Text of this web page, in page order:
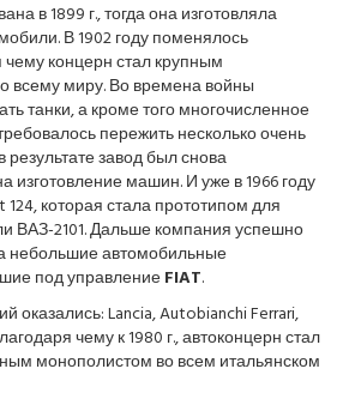
в 1899 г., тогда она изготовляла
В 1902 году поменялось
чему концерн стал крупным
всему миру. Во времена войны
танки, а кроме того многочисленное
пережить несколько очень
результате завод был снова
изготовление машин. И уже в 1966 году
которая стала прототипом для
ВАЗ-2101. Дальше компания успешно
небольшие автомобильные
под управлениеFIAT.
оказались: Lancia, Autobianchi Ferrari,
чему к 1980 г., автоконцерн стал
монополистом во всем итальянском